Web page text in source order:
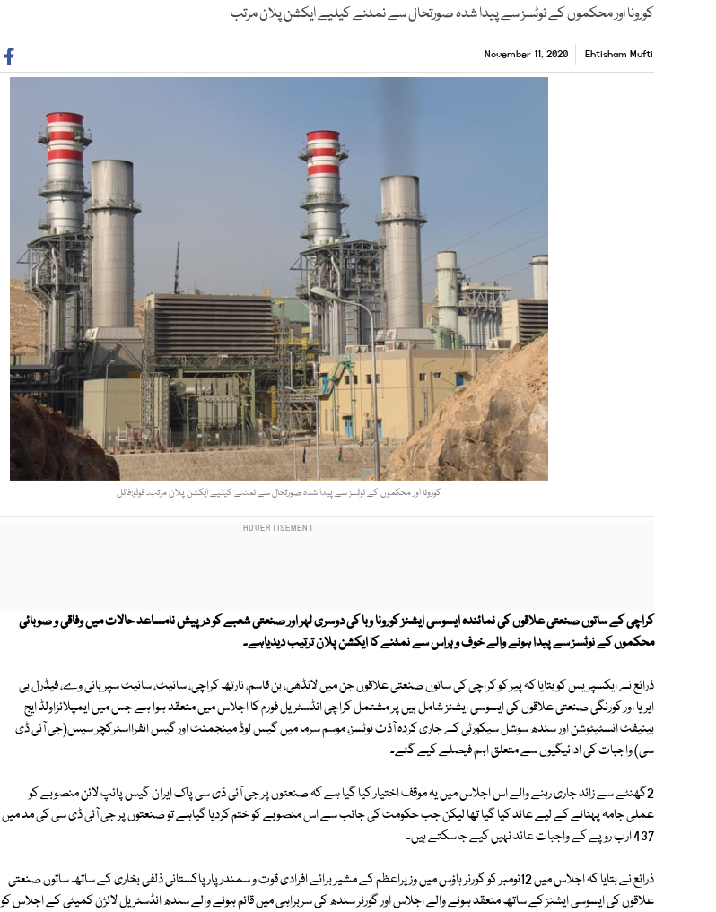
کورونا اور محکموں کے نوٹسز سے پیدا شدہ صورتحال سے نمٹنے کیلیے ایکشن پلان مرتب
Ehtisham Mufti
November 11, 2020
کورونا اور محکموں کے نوٹسز سے پیدا شدہ صورتحال سے نمٹنے کیلیے ایکشن پلان مرتب۔ فوٹو:فائل
کراچی کے ساتوں صنعتی علاقوں کی نمائندہ ایسوسی ایشنز کورونا وبا کی دوسری لہر اور صنعتی شعبے کو درپیش نامساعد حالات میں وفاقی و صوبائی
محکموں کے نوٹسز سے پیدا ہونے والے خوف و ہراس سے نمٹنے کا ایکشن پلان ترتیب دیدیاہے۔
ذرائع نے ایکسپریس کو بتایا کہ پیر کو کراچی کی ساتوں صنعتی علاقوں جن میں لانڈھی، بن قاسم، نارتھ کراچی، سائیٹ، سائیٹ سپر ہائی وے، فیڈرل بی
ایریا اور کورنگی صنعتی علاقوں کی ایسوسی ایشنز شامل ہیں پر مشتمل کراچی انڈسٹریل فورم کا اجلاس میں منعقد ہوا ہے جس میں ایمپلائزاولڈ ایج
بینیفٹ انسٹیٹوشن اور سندھ سوشل سیکورٹی کے جاری کردہ آڈٹ نوٹسز، موسم سرما میں گیس لوڈ مینجمنٹ اور گیس انفرااسٹرکچر سیس(جی آئی ڈی
سی) واجبات کی ادائیگیوں سے متعلق اہم فیصلے کیے گئے۔
2گھنٹے سے زائد جاری رہنے والے اس اجلاس میں یہ موقف اختیار کیا گیا ہے کہ صنعتوں پر جی آئی ڈی سی پاک ایران گیس پائپ لائن منصوبے کو
عملی جامہ پہنانے کے لیے عائد کیا گیا تھا لیکن جب حکومت کی جانب سے اس منصوبے کو ختم کردیا گیاہے تو صنعتوں پر جی آئی ڈی سی کی مد میں
437 ارب روپے کے واجبات عائد نہیں کیے جاسکتے ہیں۔
ذرائع نے بتایا کہ اجلاس میں 12نومبر کو گورنر ہاؤس میں وزیراعظم کے مشیر برائے افرادی قوت و سمندر پار پاکستانی ذلفی بخاری کے ساتھ ساتوں صنعتی
علاقوں کی ایسوسی ایشنز کے ساتھ منعقد ہونے والے اجلاس اور گورنر سندھ کی سربراہی میں قائم ہونے والے سندھ انڈسٹریل لائڑن کمیٹی کے اجلاس کو